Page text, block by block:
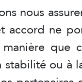
nous
accord ne
que
stabilité ou à